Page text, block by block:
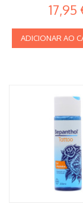
17,95
ADICIONAR AO